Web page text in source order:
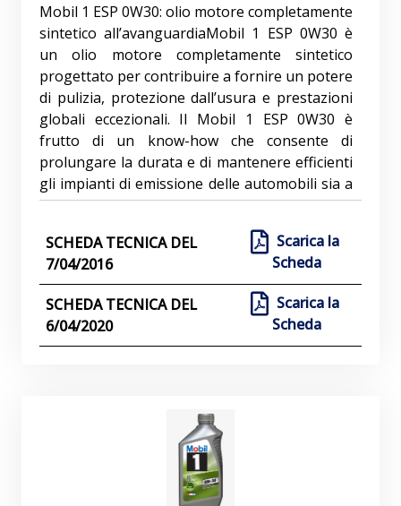
Mobil 1 ESP 0W30: olio motore completamente
sintetico all’avanguardiaMobil 1 ESP 0W30 è
un olio motore completamente sintetico
progettato per contribuire a fornire un potere
di pulizia, protezione dall’usura e prestazioni
globali eccezionali. Il Mobil 1 ESP 0W30 è
frutto di un know-how che consente di
prolungare la durata e di mantenere efficienti
gli impianti di emissione delle automobili sia a
benzina sia diesel. Mobil 1 ESP 0W30 incontra
o supera i requisiti degli standard di grandi
case automobilistiche e industrie richiesti per i
più moderni veicoli passeggeri a benzina e
diesel. Prerogative e beneficiMobil 1 ESP 0W30
è realizzato con una miscela brevettata di
componenti innovativi formulati per essere
stato progettato per contribuire a fornire
prestazioni e protezione eccezionali
unitamente a potenziali vantaggi di risparmio
di combustibile. Le prerogative principali e i
SCHEDA TECNICA DEL
7/04/2016
Scarica la
Scheda
SCHEDA TECNICA DEL
6/04/2020
Scarica la
Scheda